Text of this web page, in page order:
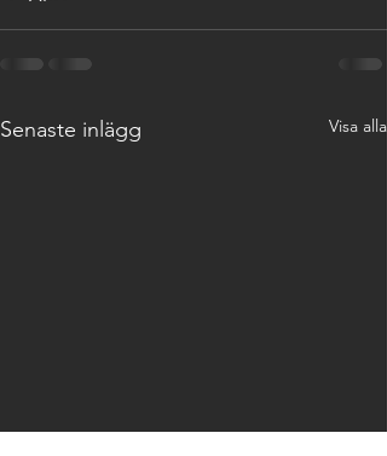
Senaste inlägg Visa alla